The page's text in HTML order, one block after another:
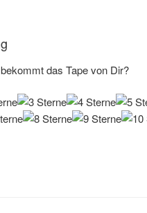
das Tape von Dir?